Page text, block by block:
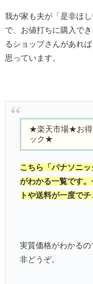
我が家も夫が「是非ほ
で、お値打ちに購入で
るショップさんがあれ
思っています。
★楽天市場★お得
ック★
こちら「パナソニ
がわかる一覧です
トや送料が一度で
実質価格がわかる
非どうぞ。